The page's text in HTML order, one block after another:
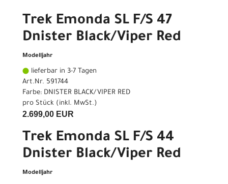
Trek Emonda SL F/S 47
Dnister Black/Viper Red
Modelljahr
lieferbar in 3-7 Tagen
Art.Nr. 591744
Farbe: DNISTER BLACK/VIPER RED
pro Stück (inkl. MwSt.)
2.699,00 EUR
Trek Emonda SL F/S 44
Dnister Black/Viper Red
Modelljahr